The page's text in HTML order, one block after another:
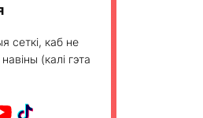
сеткі, каб не
(калі гэта